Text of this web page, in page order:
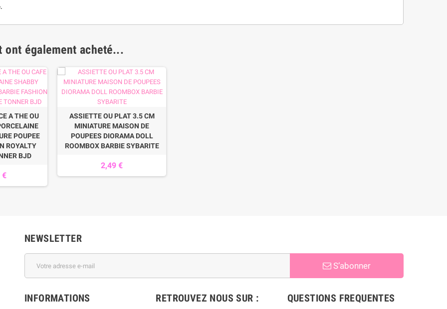
également acheté...
A THE OU
POUPEE
ROYALTY
BJD
€
ASSIETTE OU PLAT 3.5 CM
MINIATURE MAISON DE
POUPEES DIORAMA DOLL
ROOMBOX BARBIE SYBARITE
2,49 €
NEWSLETTER
S’abonner
INFORMATIONS RETROUVEZ NOUS SUR : QUESTIONS FREQUENTES